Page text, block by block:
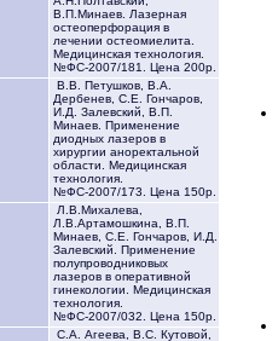
В.П.Минаев. Лазерная
остеоперфорация в
лечении остеомиелита.
Медицинская технология.
№ФС-2007/181. Цена 200р.
В.В. Петушков, В.А.
Дербенев, С.Е. Гончаров,
И.Д. Залевский, В.П.
Минаев. Применение
диодных лазеров в
хирургии аноректальной
области. Медицинская
технология.
№ФС-2007/173. Цена 150р.
Л.В.Михалева,
Л.В.Артамошкина, В.П.
Минаев, С.Е. Гончаров, И.Д.
Залевский. Применение
полупроводниковых
лазеров в оперативной
гинекологии. Медицинская
технология.
№ФС-2007/032. Цена 150р.
С.А. Агеева, В.С. Кутовой,